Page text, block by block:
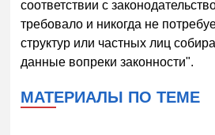
соответствии с
требовало и никогда не
структур или частных лиц
данные вопреки законности".
МАТЕРИАЛЫ ПО ТЕМЕ